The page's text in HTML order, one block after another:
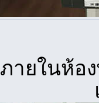
ภายในห้อ